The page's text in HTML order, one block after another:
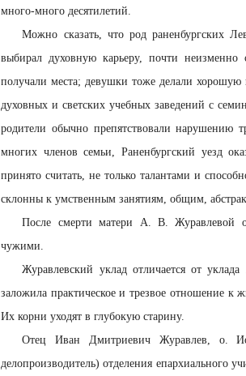
много-много десятилетий.
Можно сказать, что род раненбургских
выбирал духовную карьеру, почти
получали места; девушки тоже делали
духовных и светских учебных заведений с
родители обычно препятствовали нарушению
многих членов семьи, Раненбургский уезд
принято считать, не только талантами и
склонны к умственным занятиям, общим,
После смерти матери А. В. Журавлевой
чужими.
Журавлевский уклад отличается от
заложила практическое и трезвое отношение к
Их корни уходят в глубокую старину.
Отец Иван Дмитриевич Журавлев, о.
делопроизводитель) отделения епархиального